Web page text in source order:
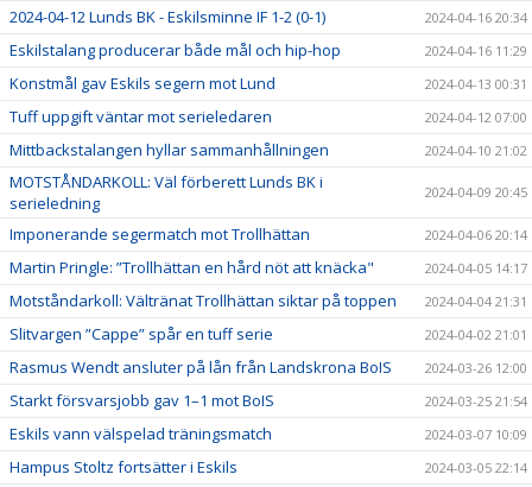
2024-04-12 Lunds BK - Eskilsminne IF 1-2 (0-1) 2024-04-16 20:34
Eskilstalang producerar både mål och hip-hop 2024-04-16 11:29
Konstmål gav Eskils segern mot Lund 2024-04-13 00:31
Tuff uppgift väntar mot serieledaren 2024-04-12 07:00
Mittbackstalangen hyllar sammanhållningen 2024-04-10 21:02
MOTSTÅNDARKOLL: Väl förberett Lunds BK i
serieledning
2024-04-09 20:45
Imponerande segermatch mot Trollhättan 2024-04-06 20:14
Martin Pringle: ”Trollhättan en hård nöt att knäcka" 2024-04-05 14:17
Motståndarkoll: Vältränat Trollhättan siktar på toppen 2024-04-04 21:31
Slitvargen ”Cappe” spår en tuff serie 2024-04-02 21:01
Rasmus Wendt ansluter på lån från Landskrona BoIS 2024-03-26 12:00
Starkt försvarsjobb gav 1–1 mot BoIS 2024-03-25 21:54
Eskils vann välspelad träningsmatch 2024-03-07 10:09
Hampus Stoltz fortsätter i Eskils 2024-03-05 22:14